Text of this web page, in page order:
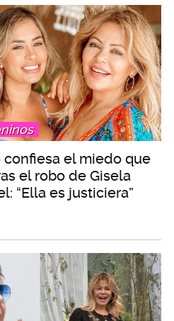
confiesa el miedo que
el robo de Gisela
“Ella es justiciera”